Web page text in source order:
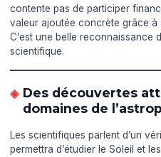
contente pas de participer
valeur ajoutée concrète grâce à
C’est une belle reconnaissance
scientifique.
Des découvertes
domaines de
Les scientifiques parlent d’un
permettra d’étudier le Soleil et